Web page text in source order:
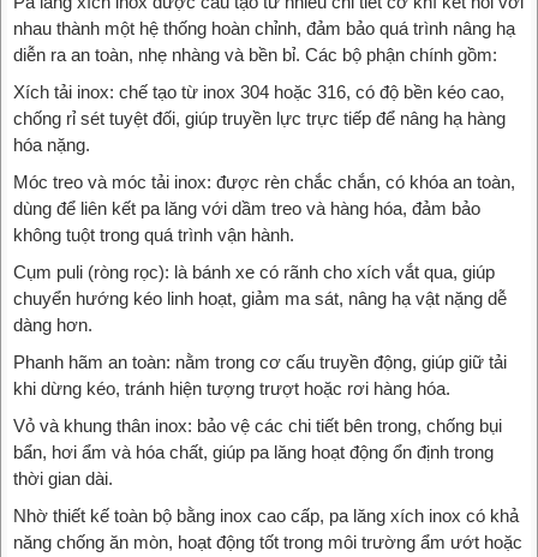
nhau thành một hệ thống hoàn chỉnh, đảm bảo quá trình nâng hạ
diễn ra an toàn, nhẹ nhàng và bền bỉ. Các bộ phận chính gồm:
Xích tải inox: chế tạo từ inox 304 hoặc 316, có độ bền kéo cao,
chống rỉ sét tuyệt đối, giúp truyền lực trực tiếp để nâng hạ hàng
hóa nặng.
Móc treo và móc tải inox: được rèn chắc chắn, có khóa an toàn,
dùng để liên kết pa lăng với dầm treo và hàng hóa, đảm bảo
không tuột trong quá trình vận hành.
Cụm puli (ròng rọc): là bánh xe có rãnh cho xích vắt qua, giúp
chuyển hướng kéo linh hoạt, giảm ma sát, nâng hạ vật nặng dễ
dàng hơn.
Phanh hãm an toàn: nằm trong cơ cấu truyền động, giúp giữ tải
khi dừng kéo, tránh hiện tượng trượt hoặc rơi hàng hóa.
Vỏ và khung thân inox: bảo vệ các chi tiết bên trong, chống bụi
bẩn, hơi ẩm và hóa chất, giúp pa lăng hoạt động ổn định trong
thời gian dài.
Nhờ thiết kế toàn bộ bằng inox cao cấp, pa lăng xích inox có khả
năng chống ăn mòn, hoạt động tốt trong môi trường ẩm ướt hoặc